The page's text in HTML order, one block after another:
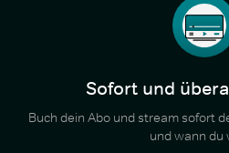
Sofort und
Buch dein Abo und stream sofort
und wann du